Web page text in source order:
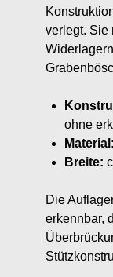
verlegt. Sie
ohne
Material:
Breite:
Die
erkennbar,